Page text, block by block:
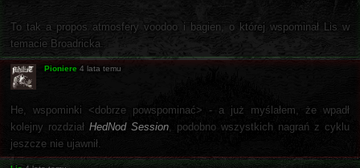
To tak a propos atmosfery voodoo i bagien, o której wspominał Lis w
temacie Broadricka.
Pioniere 4 lata temu
He, wspominki <dobrze powspominać> - a już myślałem, że wpadł
kolejny rozdział HedNod Session, podobno wszystkich nagrań z cyklu
jeszcze nie ujawnił.